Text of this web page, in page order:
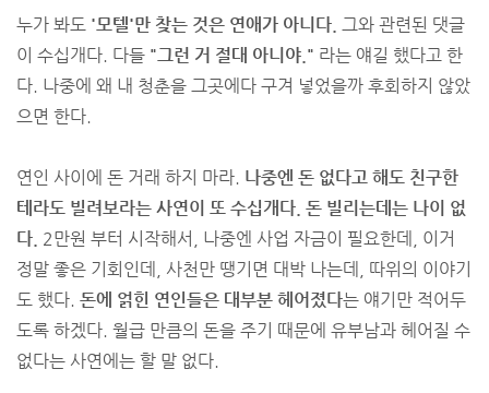
누가 봐도 '모텔'만 찾는 것은 연애가 아니다. 그와 관련된 댓글
이 수십개다. 다들 "그런 거 절대 아니야." 라는 얘길 했다고 한
다. 나중에 왜 내 청춘을 그곳에다 구겨 넣었을까 후회하지 않았
으면 한다.
연인 사이에 돈 거래 하지 마라. 나중엔 돈 없다고 해도 친구한
테라도 빌려보라는 사연이 또 수십개다. 돈 빌리는데는 나이 없
다. 2만원 부터 시작해서, 나중엔 사업 자금이 필요한데, 이거
정말 좋은 기회인데, 사천만 땡기면 대박 나는데, 따위의 이야기
도 했다. 돈에 얽힌 연인들은 대부분 헤어졌다는 얘기만 적어두
도록 하겠다. 월급 만큼의 돈을 주기 때문에 유부남과 헤어질 수
없다는 사연에는 할 말 없다.